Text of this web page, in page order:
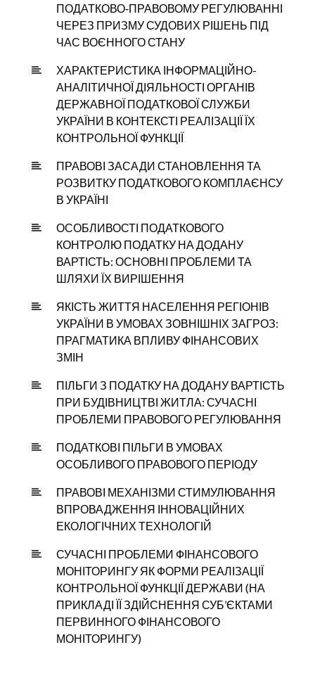
ПОДАТКОВО‑ПРАВОВОМУ РЕГУЛЮВАННІ
ЧЕРЕЗ ПРИЗМУ СУДОВИХ РІШЕНЬ ПІД
ЧАС ВОЄННОГО СТАНУ
ХАРАКТЕРИСТИКА ІНФОРМАЦІЙНО-
АНАЛІТИЧНОЇ ДІЯЛЬНОСТІ ОРГАНІВ
ДЕРЖАВНОЇ ПОДАТКОВОЇ СЛУЖБИ
УКРАЇНИ В КОНТЕКСТІ РЕАЛІЗАЦІЇ ЇХ
КОНТРОЛЬНОЇ ФУНКЦІЇ
ПРАВОВІ ЗАСАДИ СТАНОВЛЕННЯ ТА
РОЗВИТКУ ПОДАТКОВОГО КОМПЛАЄНСУ
В УКРАЇНІ
ОСОБЛИВОСТІ ПОДАТКОВОГО
КОНТРОЛЮ ПОДАТКУ НА ДОДАНУ
ВАРТІСТЬ: ОСНОВНІ ПРОБЛЕМИ ТА
ШЛЯХИ ЇХ ВИРІШЕННЯ
ЯКІСТЬ ЖИТТЯ НАСЕЛЕННЯ РЕГІОНІВ
УКРАЇНИ В УМОВАХ ЗОВНІШНІХ ЗАГРОЗ:
ПРАГМАТИКА ВПЛИВУ ФІНАНСОВИХ
ЗМІН
ПІЛЬГИ З ПОДАТКУ НА ДОДАНУ ВАРТІСТЬ
ПРИ БУДІВНИЦТВІ ЖИТЛА: СУЧАСНІ
ПРОБЛЕМИ ПРАВОВОГО РЕГУЛЮВАННЯ
ПОДАТКОВІ ПІЛЬГИ В УМОВАХ
ОСОБЛИВОГО ПРАВОВОГО ПЕРІОДУ
ПРАВОВІ МЕХАНІЗМИ СТИМУЛЮВАННЯ
ВПРОВАДЖЕННЯ ІННОВАЦІЙНИХ
ЕКОЛОГІЧНИХ ТЕХНОЛОГІЙ
СУЧАСНІ ПРОБЛЕМИ ФІНАНСОВОГО
МОНІТОРИНГУ ЯК ФОРМИ РЕАЛІЗАЦІЇ
КОНТРОЛЬНОЇ ФУНКЦІЇ ДЕРЖАВИ (НА
ПРИКЛАДІ ЇЇ ЗДІЙСНЕННЯ СУБ’ЄКТАМИ
ПЕРВИННОГО ФІНАНСОВОГО
МОНІТОРИНГУ)